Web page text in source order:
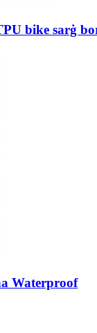
bike sarġ
Waterproof